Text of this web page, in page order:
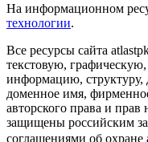
На информационном
технологии.
Все ресурсы сайта
текстовую,
информацию, структуру,
доменное имя,
авторского права и прав
защищены российским
соглашениями об охране